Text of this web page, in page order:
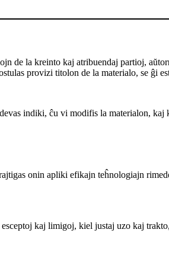
de la kreinto kaj atribuendaj partioj,
provizi titolon de la materialo, se ĝi
indiki, ĉu vi modifis la materialon, kaj
onin apliki efikajn teĥnologiajn
kaj limigoj, kiel justaj uzo kaj